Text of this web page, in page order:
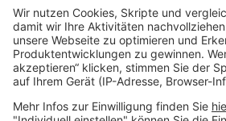
Wissen rund ums Anlegen
Glossar
A
B